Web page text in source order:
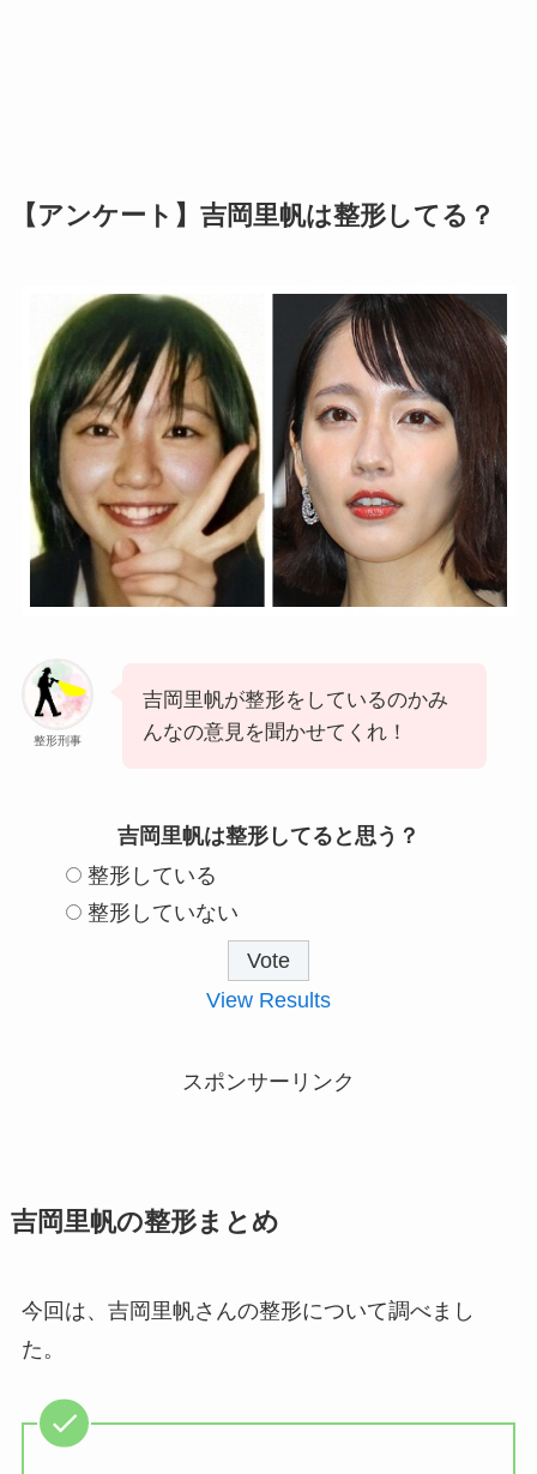
【アンケート】吉岡里帆は整形してる？
整形刑事
吉岡里帆が整形をしているのかみ
んなの意見を聞かせてくれ！
吉岡里帆は整形してると思う？
整形している
整形していない
View Results
スポンサーリンク
吉岡里帆の整形まとめ
今回は、吉岡里帆さんの整形について調べまし
た。